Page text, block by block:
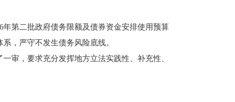
第二批政府债务限额及债券资金安排使用预算
，严守不发生债务风险底线。
，要求充分发挥地方立法实践性、补充性、